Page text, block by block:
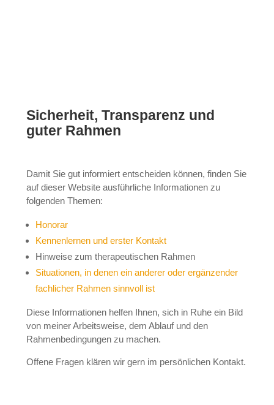
Sicherheit, Transparenz und
guter Rahmen
Damit Sie gut informiert entscheiden können, finden Sie
auf dieser Website ausführliche Informationen zu
folgenden Themen:
Honorar
Kennenlernen und erster Kontakt
Hinweise zum therapeutischen Rahmen
Situationen, in denen ein anderer oder ergänzender
fachlicher Rahmen sinnvoll ist
Diese Informationen helfen Ihnen, sich in Ruhe ein Bild
von meiner Arbeitsweise, dem Ablauf und den
Rahmenbedingungen zu machen.
Offene Fragen klären wir gern im persönlichen Kontakt.